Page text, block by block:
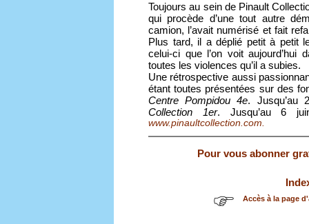
Toujours au sein de Pinault
qui procède d’une tout autre
camion, l’avait numérisé et fait
Plus tard, il a déplié petit à petit
celui-ci que l’on voit
toutes les violences qu’il a subies.
Une rétrospective aussi
étant toutes présentées sur des
Centre Pompidou 4e. Jusqu’au
Collection 1er. Jusqu’au 6
www.pinaultcollection.com.
Pour vous abonner
Accès à la page